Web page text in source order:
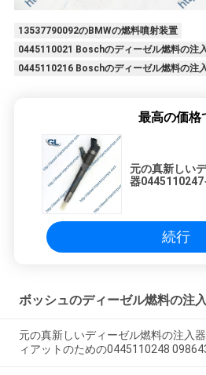
シ
ー
ポ
13537790092のBMWの燃料噴射装置
0445110021 Boschのディーゼル燃料の注
0445110216 Boschのディーゼル燃料の注
最高の価格
元の真新しい
器0445110247
続行
ボッシュのディーゼル燃料の注
元の真新しいディーゼル燃料の注入
ィアットのための0445110248